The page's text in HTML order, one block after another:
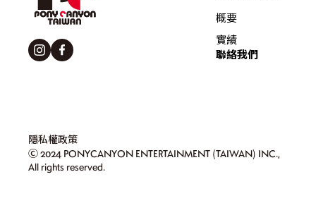
概要
實績
聯絡我們
隱私權政策
Ⓒ 2024 PONYCANYON ENTERTAINMENT (TAIWAN) INC.,
All rights reserved.